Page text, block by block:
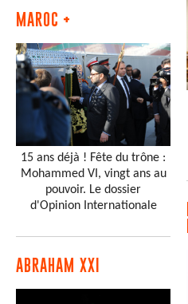
MAROC +
15 ans déjà ! Fête du trône :
Mohammed VI, vingt ans au
pouvoir. Le dossier
d'Opinion Internationale
ABRAHAM XXI